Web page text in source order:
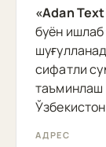
«Adan
буён
сифатли
таъминлаш
АДРЕС